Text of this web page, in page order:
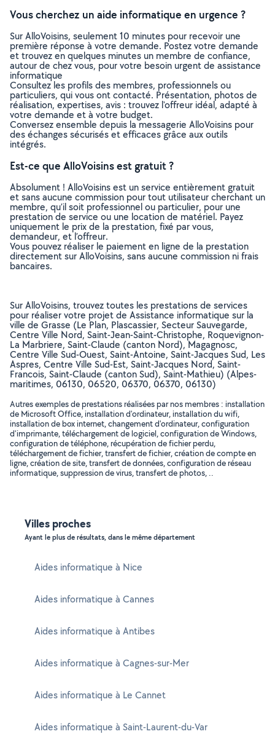
Vous cherchez un aide informatique en urgence ?
Sur AlloVoisins, seulement 10 minutes pour recevoir une
première réponse à votre demande. Postez votre demande
et trouvez en quelques minutes un membre de confiance,
autour de chez vous, pour votre besoin urgent de assistance
informatique
Consultez les profils des membres, professionnels ou
particuliers, qui vous ont contacté. Présentation, photos de
réalisation, expertises, avis : trouvez l'offreur idéal, adapté à
votre demande et à votre budget.
Conversez ensemble depuis la messagerie AlloVoisins pour
des échanges sécurisés et efficaces grâce aux outils
intégrés.
Est-ce que AlloVoisins est gratuit ?
Absolument ! AlloVoisins est un service entièrement gratuit
et sans aucune commission pour tout utilisateur cherchant un
membre, qu’il soit professionnel ou particulier, pour une
prestation de service ou une location de matériel. Payez
uniquement le prix de la prestation, fixé par vous,
demandeur, et l’offreur.
Vous pouvez réaliser le paiement en ligne de la prestation
directement sur AlloVoisins, sans aucune commission ni frais
bancaires.
Sur AlloVoisins, trouvez toutes les prestations de services
pour réaliser votre projet de Assistance informatique sur la
ville de Grasse (Le Plan, Plascassier, Secteur Sauvegarde,
Centre Ville Nord, Saint-Jean-Saint-Christophe, Roquevignon-
La Marbriere, Saint-Claude (canton Nord), Magagnosc,
Centre Ville Sud-Ouest, Saint-Antoine, Saint-Jacques Sud, Les
Aspres, Centre Ville Sud-Est, Saint-Jacques Nord, Saint-
Francois, Saint-Claude (canton Sud), Saint-Mathieu) (Alpes-
maritimes, 06130, 06520, 06370, 06370, 06130)
Autres exemples de prestations réalisées par nos membres : installation
de Microsoft Office, installation d'ordinateur, installation du wifi,
installation de box internet, changement d'ordinateur, configuration
d'imprimante, téléchargement de logiciel, configuration de Windows,
configuration de téléphone, récupération de fichier perdu,
téléchargement de fichier, transfert de fichier, création de compte en
ligne, création de site, transfert de données, configuration de réseau
informatique, suppression de virus, transfert de photos, ..
Villes proches
Ayant le plus de résultats, dans le même département
Aides informatique à Nice
Aides informatique à Cannes
Aides informatique à Antibes
Aides informatique à Cagnes-sur-Mer
Aides informatique à Le Cannet
Aides informatique à Saint-Laurent-du-Var